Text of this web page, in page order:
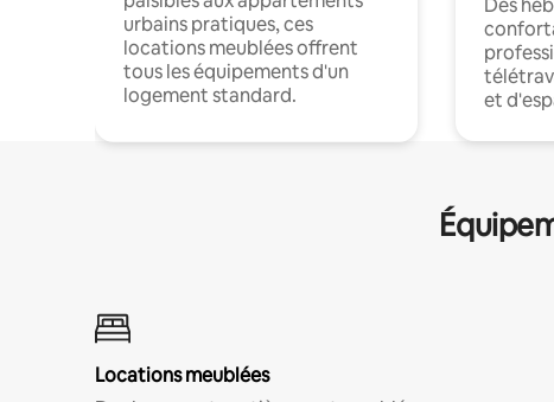
urbains pratiques, ces
locations meublées offrent
tous les équipements d'un
logement standard.
Des
et
Locations meublées